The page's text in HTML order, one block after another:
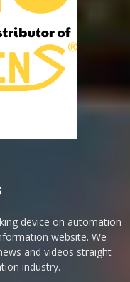
device on automation
website. We
and videos straight
industry.